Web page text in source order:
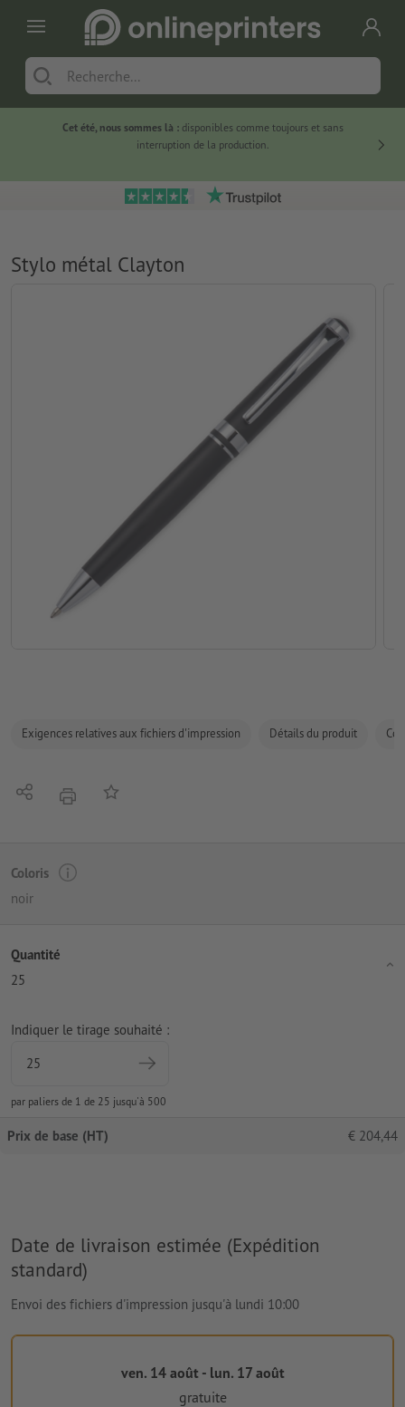
Cet été, nous sommes là :disponibles comme toujours et sans
interruption de la production.
Stylo métal Clayton
Exigences relatives aux fichiers d'impression Détails du produit
PartagerimprimerAjouter à liste d'article
Coloris
noir
Quantité
25
Indiquer le tirage souhaité :
par paliers de 1 de 25 jusqu'à 500
Prix de base (HT) € 204,44
Date de livraison estimée (Expédition
standard)
Envoi des fichiers d'impression jusqu'à lundi 10:00
ven. 14 août - lun. 17 août
gratuite